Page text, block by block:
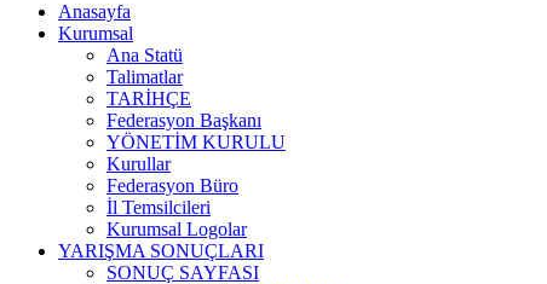
Anasayfa
Kurumsal
Ana Statü
Talimatlar
TARİHÇE
Federasyon Başkanı
YÖNETİM KURULU
Kurullar
Federasyon Büro
İl Temsilcileri
Kurumsal Logolar
YARIŞMA SONUÇLARI
SONUÇ SAYFASI